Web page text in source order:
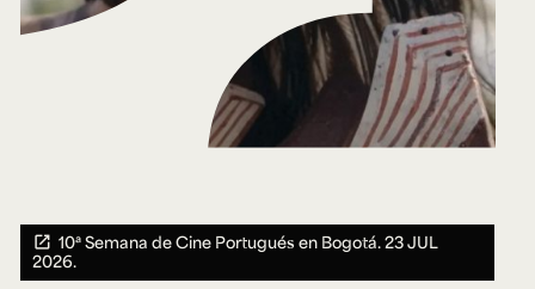
10ª Semana de Cine Portugués en Bogotá.23 JUL
2026.